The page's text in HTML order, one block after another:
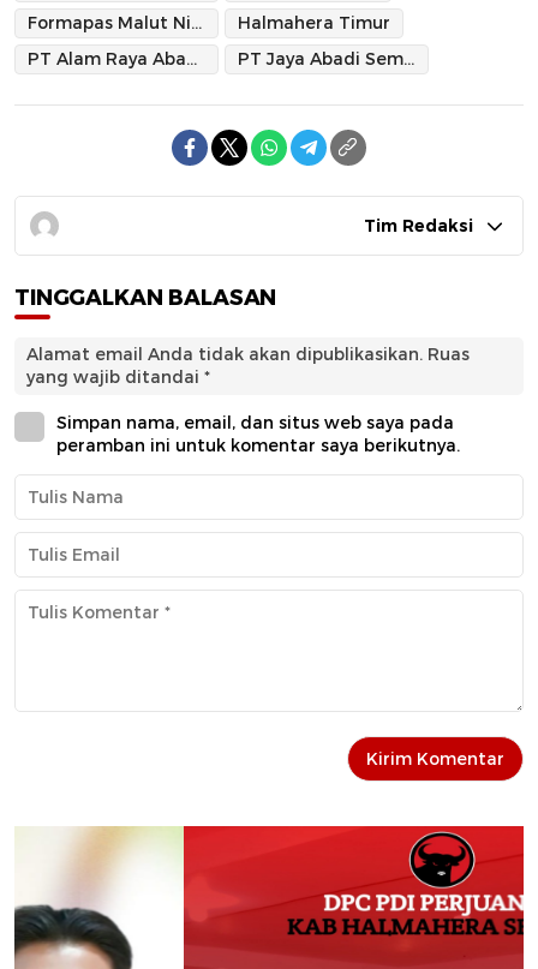
Formapas Malut Nilai Aktivitas Tambang Merugikan Petani
Halmahera Timur
PT Alam Raya Abadi (PT ARA)
PT Jaya Abadi Semesta (PT JAS)
Tim Redaksi
TINGGALKAN BALASAN
Alamat email Anda tidak akan dipublikasikan. Ruas
yang wajib ditandai *
Simpan nama, email, dan situs web saya pada
peramban ini untuk komentar saya berikutnya.